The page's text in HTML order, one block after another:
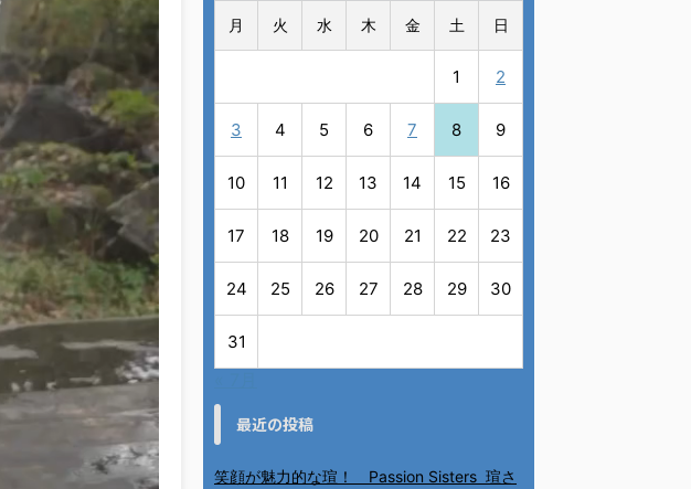
月 火 水 木 金 土 日
1 2
3 4 5 6 7 8 9
10 11 12 13 14 15 16
17 18 19 20 21 22 23
24 25 26 27 28 29 30
31
最近の投稿
笑顔が魅力的な瑄！ Passion Sisters 瑄さ